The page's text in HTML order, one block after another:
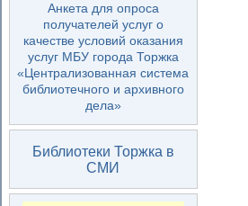
Анкета для опроса
получателей услуг о
качестве условий оказания
услуг МБУ города Торжка
«Централизованная система
библиотечного и архивного
дела»
Библиотеки Торжка в
СМИ